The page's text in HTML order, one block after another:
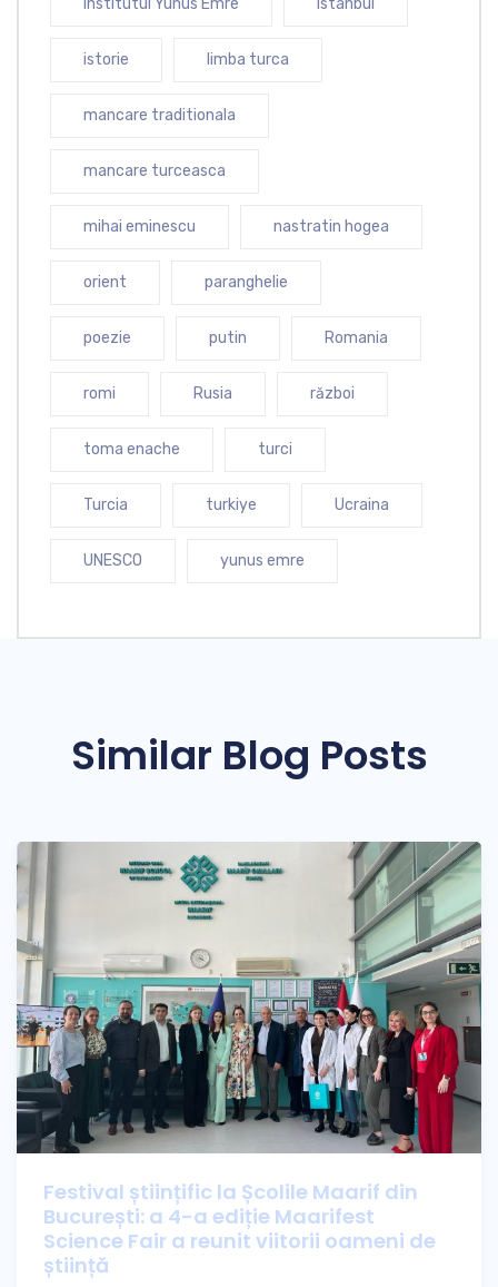
istorie limba turca
mancare traditionala
mancare turceasca
mihai eminescu nastratin hogea
orient paranghelie
poezie putin Romania
romi Rusia război
toma enache turci
Turcia turkiye Ucraina
UNESCO yunus emre
Similar Blog Posts
Festival științific la Școlile Maarif din
București: a 4-a ediție Maarifest
Science Fair a reunit viitorii oameni de
știință